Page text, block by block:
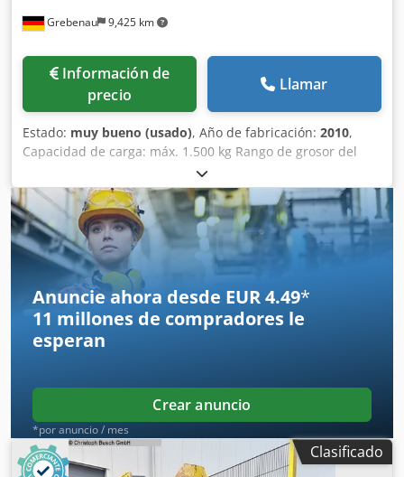
Grebenau 9,425 km
Información de
precio
Llamar
Estado: muy bueno (usado), Año de fabricación: 2010,
Capacidad de carga: máx. 1.500 kg Rango de grosor del
alambre: 0,5 - 8,0 mm Credpfxovck Huj Akbjf Diámetro de
bobina: máx. 1.000 mm Velocidad de giro: 0 - 80 rpm
Anuncie ahora desde EUR 4.49*
11 millones de compradores le
esperan
Crear anuncio
*por anuncio / mes
Clasificado